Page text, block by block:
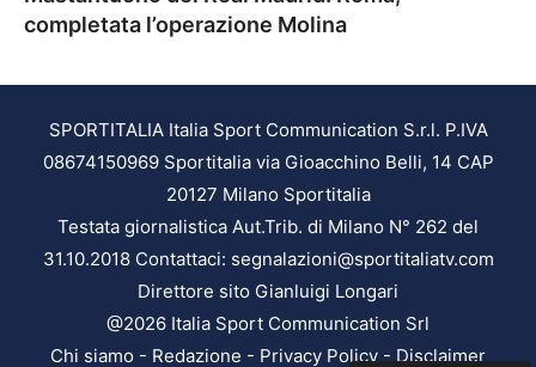
completata l’operazione Molina
SPORTITALIA Italia Sport Communication S.r.l. P.IVA
08674150969 Sportitalia via Gioacchino Belli, 14 CAP
20127 Milano Sportitalia
Testata giornalistica Aut.Trib. di Milano N° 262 del
31.10.2018 Contattaci: segnalazioni@sportitaliatv.com
Direttore sito Gianluigi Longari
@2026 Italia Sport Communication Srl
Chi siamo - Redazione - Privacy Policy-Disclaimer